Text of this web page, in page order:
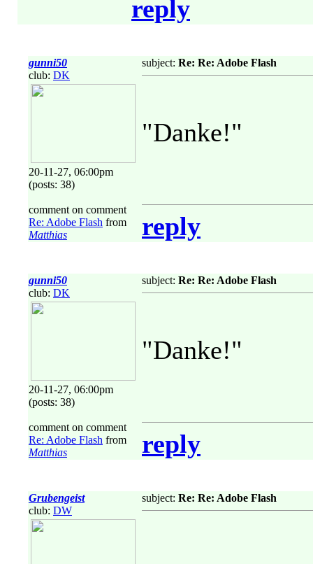
reply
gunni50
club: DK
20-11-27, 06:00pm
(posts: 38)
comment on comment
Re: Adobe Flash from
Matthias
subject: Re: Re: Adobe Flash
"Danke!"
reply
gunni50
club: DK
20-11-27, 06:00pm
(posts: 38)
comment on comment
Re: Adobe Flash from
Matthias
subject: Re: Re: Adobe Flash
"Danke!"
reply
Grubengeist
club: DW
subject: Re: Re: Adobe Flash